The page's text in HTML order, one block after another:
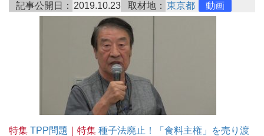
記事公開日： 2019.10.23 取材地： 東京都 動画
特集 TPP問題 ｜特集 種子法廃止！「食料主権」を売り渡